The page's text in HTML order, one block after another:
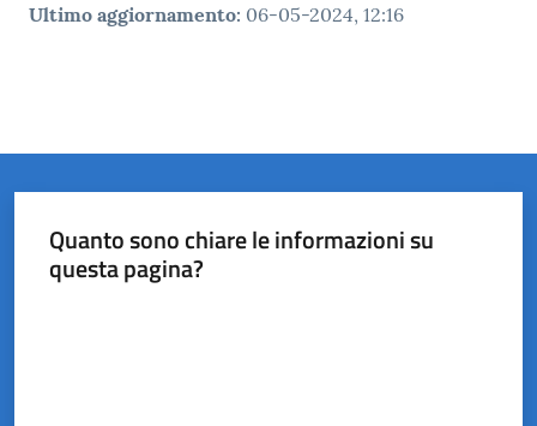
Ultimo aggiornamento: 06-05-2024, 12:16
Quanto sono chiare le informazioni su
questa pagina?